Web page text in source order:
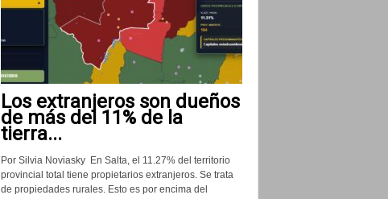
Los extranjeros son dueños
de más del 11% de la
tierra...
Por Silvia Noviasky En Salta, el 11.27% del territorio
provincial total tiene propietarios extranjeros. Se trata
de propiedades rurales. Esto es por encima del